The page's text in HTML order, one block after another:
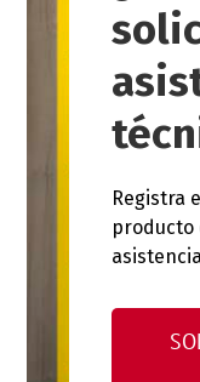
Registra
producto